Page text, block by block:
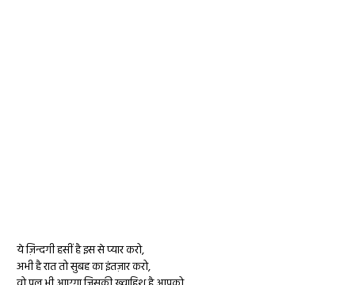
ये ज़िन्दगी हसीं है इस से प्यार करो,
अभी है रात तो सुबह का इंतज़ार करो,